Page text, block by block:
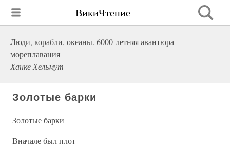
ВикиЧтение
Люди, корабли, океаны. 6000-летняя авантюра
мореплавания
Ханке Хельмут
Золотые барки
Золотые барки
Вначале был плот